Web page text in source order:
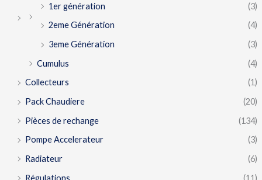
1er génération
(3)
2eme Génération
(4)
3eme Génération
(3)
Cumulus
(4)
Collecteurs
(1)
Pack Chaudiere
(20)
Pièces de rechange
(134)
Pompe Accelerateur
(3)
Radiateur
(6)
Régulations
(11)